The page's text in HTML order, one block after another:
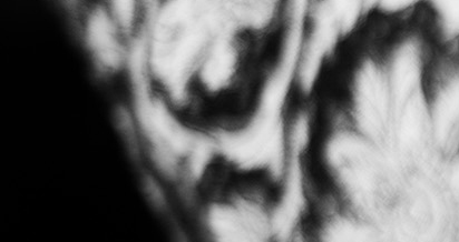
8062_2
big_31409313_0_100-99 (1)